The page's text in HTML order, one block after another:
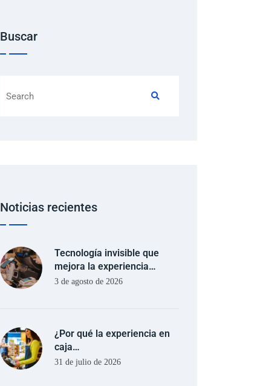
Buscar
Noticias recientes
Tecnología invisible que
mejora la experiencia…
3 de agosto de 2026
¿Por qué la experiencia en
caja…
31 de julio de 2026